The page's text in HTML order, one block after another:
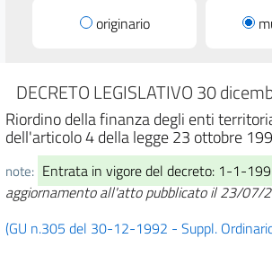
originario
DECRETO LEGISLATIVO 30
Riordino della finanza degli enti
dell'articolo 4 della legge 23 ottobre
note: Entrata in vigore del decreto: 1-1-
aggiornamento all'atto pubblicato il 23/07/
(GU n.305 del 30-12-1992 - Suppl.